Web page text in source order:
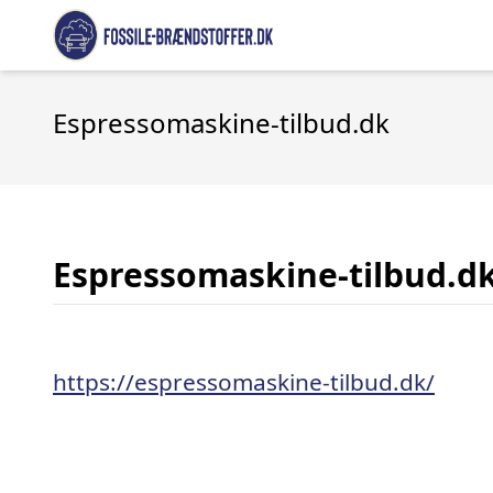
Espressomaskine-tilbud.dk
Espressomaskine-
https://espressomaskine-tilbud.dk/